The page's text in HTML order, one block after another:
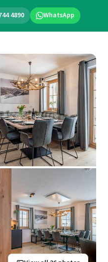
4890 WhatsApp